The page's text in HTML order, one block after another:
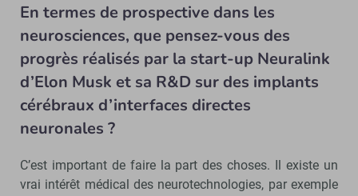
En termes de prospective dans les
neurosciences, que pensez-vous des
progrès réalisés par la start-up Neuralink
d’Elon Musk et sa R&D sur des implants
cérébraux d’interfaces directes
neuronales ?
C’est important de faire la part des choses. Il existe un
vrai intérêt médical des neurotechnologies, par exemple